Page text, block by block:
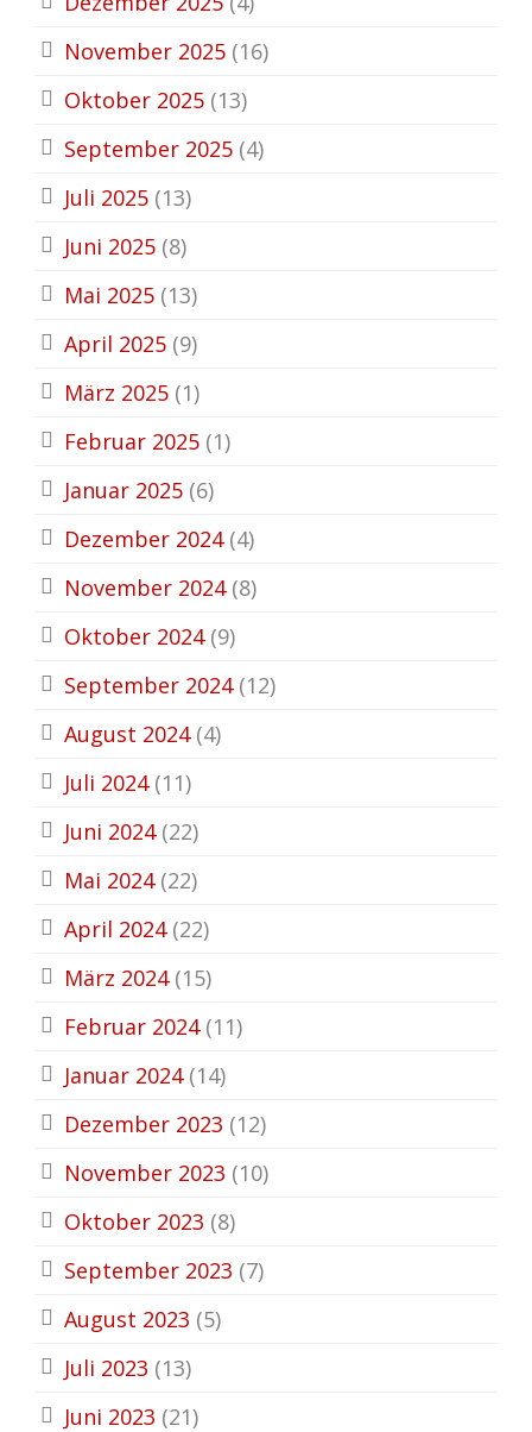
November 2025 (16)
Oktober 2025 (13)
September 2025 (4)
Juli 2025 (13)
Juni 2025 (8)
Mai 2025 (13)
April 2025 (9)
März 2025 (1)
Februar 2025 (1)
Januar 2025 (6)
Dezember 2024(4)
November 2024(8)
Oktober 2024(9)
September 2024(12)
August 2024(4)
Juli 2024(11)
Juni 2024(22)
Mai 2024(22)
April 2024(22)
März 2024(15)
Februar 2024(11)
Januar 2024(14)
Dezember 2023 (12)
November 2023 (10)
Oktober 2023 (8)
September 2023 (7)
August 2023 (5)
Juli 2023 (13)
Juni 2023 (21)